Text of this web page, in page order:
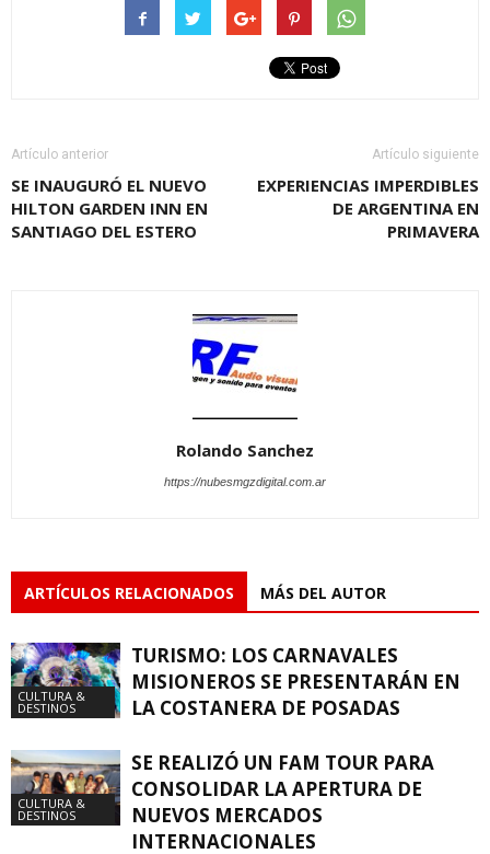
Artículo anterior
SE INAUGURÓ EL NUEVO
HILTON GARDEN INN EN
SANTIAGO DEL ESTERO
Artículo siguiente
EXPERIENCIAS IMPERDIBLES
DE ARGENTINA EN
PRIMAVERA
Rolando Sanchez
https://nubesmgzdigital.com.ar
ARTÍCULOS RELACIONADOS MÁS DEL AUTOR
CULTURA &
DESTINOS
TURISMO: LOS CARNAVALES
MISIONEROS SE PRESENTARÁN EN
LA COSTANERA DE POSADAS
CULTURA &
DESTINOS
SE REALIZÓ UN FAM TOUR PARA
CONSOLIDAR LA APERTURA DE
NUEVOS MERCADOS
INTERNACIONALES